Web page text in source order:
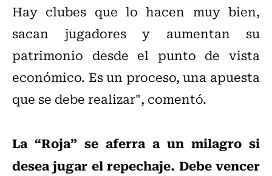
Hay clubes que lo hacen muy bien,
sacan jugadores y aumentan su
patrimonio desde el punto de vista
económico. Es un proceso, una apuesta
que se debe realizar", comentó.
La “Roja” se aferra a un milagro si
desea jugar el repechaje. Debe vencer